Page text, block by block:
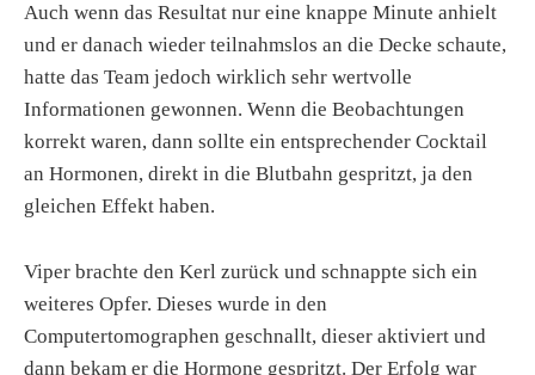
Auch wenn das Resultat nur eine knappe Minute anhielt
und er danach wieder teilnahmslos an die Decke schaute,
hatte das Team jedoch wirklich sehr wertvolle
Informationen gewonnen. Wenn die Beobachtungen
korrekt waren, dann sollte ein entsprechender Cocktail
an Hormonen, direkt in die Blutbahn gespritzt, ja den
gleichen Effekt haben.
Viper brachte den Kerl zurück und schnappte sich ein
weiteres Opfer. Dieses wurde in den
Computertomographen geschnallt, dieser aktiviert und
dann bekam er die Hormone gespritzt. Der Erfolg war